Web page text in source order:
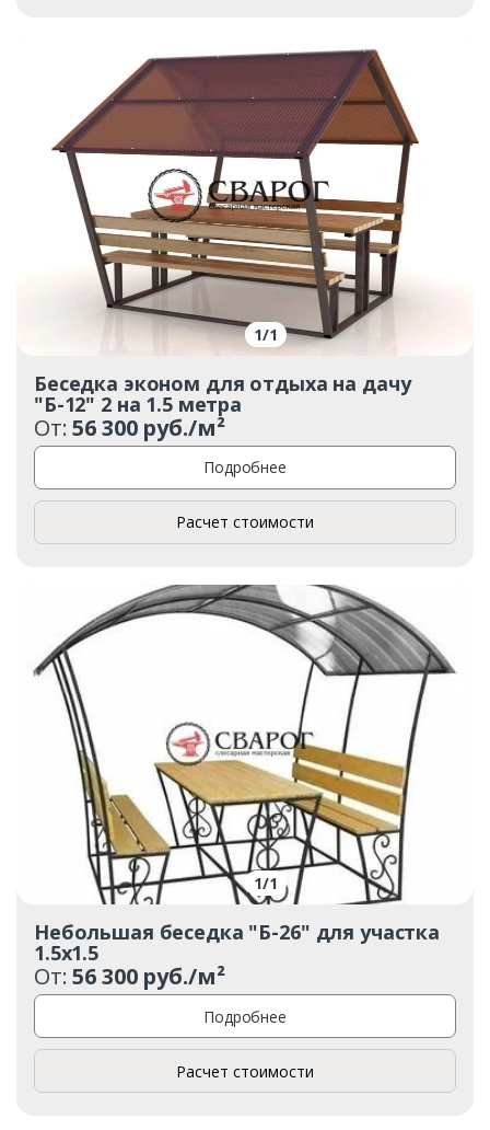
1/1
Беседка эконом для отдыха на дачу
"Б-12" 2 на 1.5 метра
От:56 300 руб./м²
Подробнее
Расчет стоимости
1/1
Небольшая беседка "Б-26" для участка
1.5x1.5
От:56 300 руб./м²
Подробнее
Расчет стоимости